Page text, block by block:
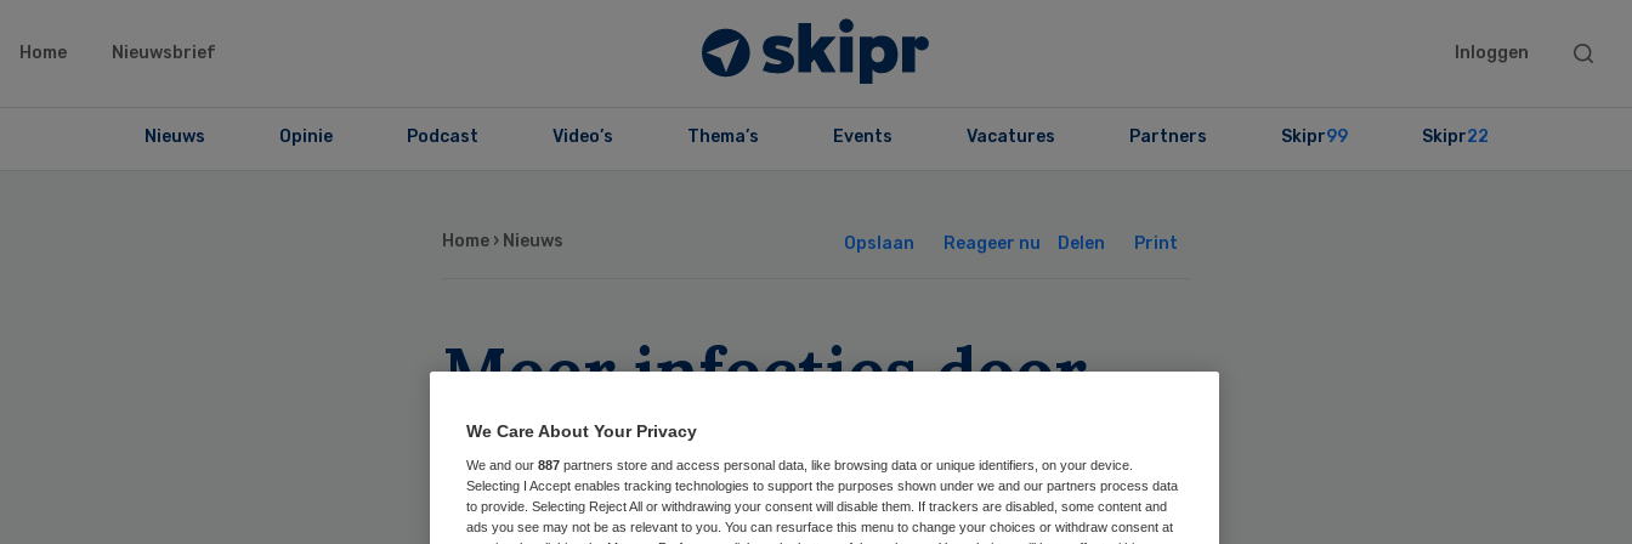
Home Nieuwsbrief Inloggen
Search
Nieuws Opinie Podcast Video’s Thema’s Events Vacatures Partners Skipr99 Skipr22
Home › Nieuws Opslaan Reageer nu Delen Print
Meer infecties door
maagzuurremmers
We Care About Your Privacy
We and our 887 partners store and access personal data, like browsing data or unique identifiers, on your device.
Selecting I Accept enables tracking technologies to support the purposes shown under we and our partners process data
to provide. Selecting Reject All or withdrawing your consent will disable them. If trackers are disabled, some content and
ads you see may not be as relevant to you. You can resurface this menu to change your choices or withdraw consent at